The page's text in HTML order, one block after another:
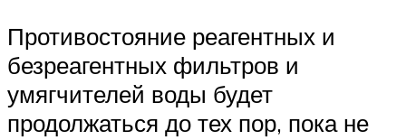
Противостояние реагентных и
безреагентных фильтров и
умягчителей воды будет
продолжаться до тех пор, пока не